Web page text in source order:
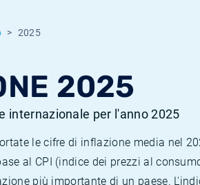
2025
2025
internazionale per l'anno 2025
le cifre di inflazione media nel
al CPI (indice dei prezzi al
più importante di un paese.